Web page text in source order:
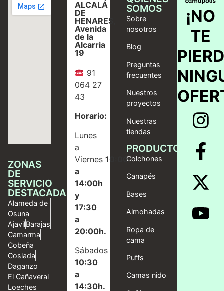
ZONAS
DE
SERVICIO
DESTACADAS
Alameda de
Osuna
AjavilBarajas
Camarma
Cobeña
Coslada
Daganzo
El Cañaveral
Loeches
ALCALÁ
DE
HENARES,
Avenida
de la
Alcarria
19
91
064 27
43
Horario:
Lunes
a
Viernes10:00
a
14:00h
y
17:30
a
20:00h.
Sábados
10:30
a
14:30h.
SOMOS
Sobre
nosotros
Blog
Preguntas
frecuentes
Nuestros
proyectos
Nuestras
tiendas
PRODUCTOS
Colchones
Canapés
Bases
Almohadas
Ropa de
cama
Puffs
Camas nido
¡NO
TE